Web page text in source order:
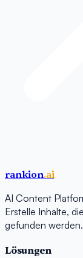
rankion.ai
AI Content
Erstelle Inhalte,
gefunden werden.
Lösungen